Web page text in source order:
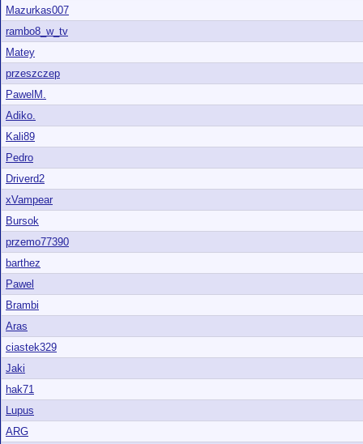
Mazurkas007
rambo8_w_tv
Matey
przeszczep
PawelM.
Adiko.
Kali89
Pedro
Driverd2
xVampear
Bursok
przemo77390
barthez
Pawel
Brambi
Aras
ciastek329
Jaki
hak71
Lupus
ARG